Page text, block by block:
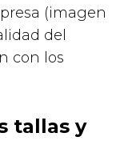
(imagen
del
con los
tallas y